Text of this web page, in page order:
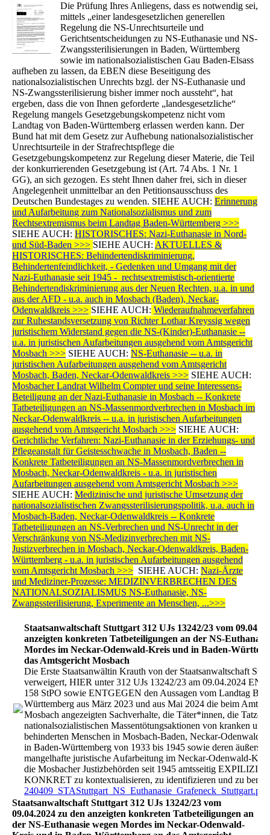
Die Prüfung Ihres Anliegens, dass es notwendig sei,
mittels „einer landesgesetzlichen generellen
Regelung die NS-Unrechtsurteile und
Gerichtsentscheidungen zu NS-Euthanasie und NS-
Zwangssterilisierungen in Baden, Württemberg
sowie im nationalsozialistischen Gau Baden-Elsass
aufheben zu lassen, da EBEN diese Beseitigung des
nationalsozialistischen Unrechts bzgl. der NS-Euthanasie und
NS-Zwangssterilisierung bisher immer noch aussteht“, hat
ergeben, dass die von Ihnen geforderte „landesgesetzliche“
Regelung mangels Gesetzgebungskompetenz nicht vom
Landtag von Baden-Württemberg erlassen werden kann. Der
Bund hat mit dem Gesetz zur Aufhebung nationalsozialistischer
Unrechtsurteile in der Strafrechtspflege die
Gesetzgebungskompetenz zur Regelung dieser Materie, die Teil
der konkurrierenden Gesetzgebung ist (Art. 74 Abs. 1 Nr. 1
GG), an sich gezogen. Es steht Ihnen daher frei, sich in dieser
Angelegenheit unmittelbar an den Petitionsausschuss des
Deutschen Bundestages zu wenden. SIEHE AUCH: Erinnerung
und Aufarbeitung zum Nationalsozialismus und zum
Rechtsextremismus beim Landtag Baden-Württemberg >>>
SIEHE AUCH: HISTORISCHES: Nazi-Euthanasie in Nord-
und Süd-Baden >>> SIEHE AUCH: AKTUELLES &
HISTORISCHES: Behindertendiskriminierung,
Behindertenfeindlichkeit, - Gedenken und Umgang mit der
Nazi-Euthanasie seit 1945 - rechtsextremistisch-orientierte
Behindertendiskriminierung aus der Neuen Rechten, u.a. in und
aus der AFD - u.a. auch in Mosbach (Baden), Neckar-
Odenwaldkreis >>> SIEHE AUCH: Wiederaufnahmeverfahren
zur Ruhestandsversetzung von Richter Lothar Kreyssig wegen
juristischem Widerstand gegen die NS-(Kinder)-Euthanasie --
u.a. in juristischen Aufarbeitungen ausgehend vom Amtsgericht
Mosbach >>> SIEHE AUCH: NS-Euthanasie -- u.a. in
juristischen Aufarbeitungen ausgehend vom Amtsgericht
Mosbach, Baden, Neckar-Odenwaldkreis >>> SIEHE AUCH:
Mosbacher Landrat Wilhelm Compter und seine Interessens-
Beteiligung an der Nazi-Euthanasie in Mosbach -- Konkrete
Tatbeteiligungen an NS-Massenmordverbrechen in Mosbach im
Neckar-Odenwaldkreis -- u.a. in juristischen Aufarbeitungen
ausgehend vom Amtsgericht Mosbach >>> SIEHE AUCH:
Gerichtliche Verfahren: Nazi-Euthanasie in der Erziehungs- und
Pflegeanstalt für Geistesschwache in Mosbach, Baden --
Konkrete Tatbeteiligungen an NS-Massenmordverbrechen in
Mosbach, Neckar-Odenwaldkreis - u.a. in juristischen
Aufarbeitungen ausgehend vom Amtsgericht Mosbach >>>
SIEHE AUCH: Medizinische und juristische Umsetzung der
nationalsozialistischen Zwangssterilisierungspolitik, u.a. auch in
Mosbach-Baden, Neckar-Odenwaldkreis -- Konkrete
Tatbeteiligungen an NS-Verbrechen und NS-Unrecht in der
Verschränkung von NS-Medizinverbrechen mit NS-
Justizverbrechen in Mosbach, Neckar-Odenwaldkreis, Baden-
Württemberg - u.a. in juristischen Aufarbeitungen ausgehend
vom Amtsgericht Mosbach >>> SIEHE AUCH: Nazi-Ärzte
und Mediziner-Prozesse: MEDIZINVERBRECHEN DES
NATIONALSOZIALISMUS NS-Euthanasie, NS-
Zwangssterilisierung, Experimente an Menschen, ...>>>
Staatsanwaltschaft Stuttgart 312 UJs 13242/23 vom
anzeigten konkreten Tatbeteiligungen an der NS-
Mordes im Neckar-Odenwald-Kreis und in Baden-
das Amtsgericht Mosbach
Die Erste Staatsanwältin Krauth von der Staatsanwaltschaft
verweigert, HIER unter 312 UJs 13242/23 am 09.04.2024
158 StPO sowie ENTGEGEN den Aussagen vom Landtag
Württemberg aus März 2023 und aus Mai 2024 die beim
Mosbach angezeigten Sachverhalte, die Täter*innen, die
nationalsozialistischen Massentötungsaktionen von kranken und
behinderten Menschen in Mosbach-Baden, Neckar-Odenwald-
in Baden-Württemberg von 1933 bis 1945 sowie deren äußerst
mangelhafte juristische Aufarbeitung im Neckar-Odenwald-
die Mosbacher Justizbehörden seit 1945 amtsseitig EXPILIZIT
KONKRET zu kontextualisieren, zu identifizieren und zu
240409_STAStuttgart_NS_Euthanasie_Grafeneck_Stuttgart.pdf
Staatsanwaltschaft Stuttgart 312 UJs 13242/23 vom
09.04.2024 zu den anzeigten konkreten Tatbeteiligungen an
der NS-Euthanasie wegen Mordes im Neckar-Odenwald-